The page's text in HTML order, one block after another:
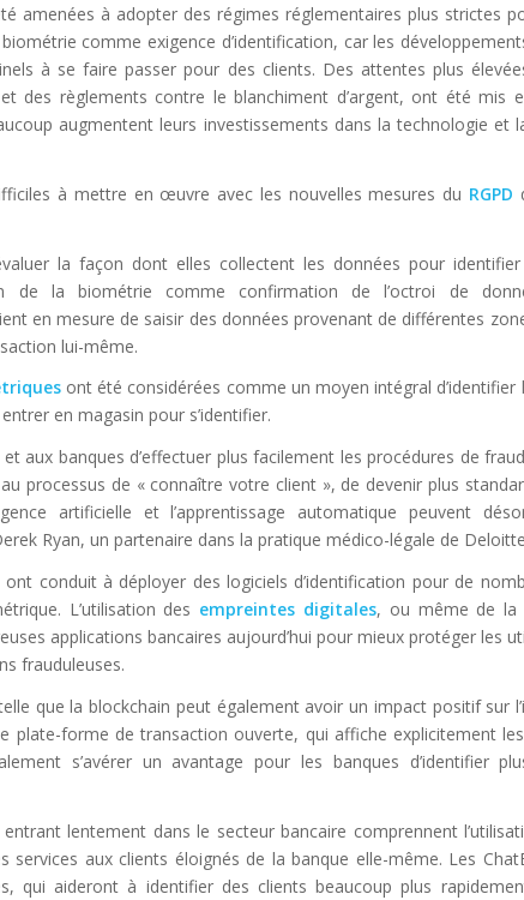
amenées à adopter des régimes réglementaires plus strictes
comme exigence d’identification, car les
à se faire passer pour des clients. Des attentes plus
des règlements contre le blanchiment d’argent, ont été mis
augmentent leurs investissements dans la technologie et
à mettre en œuvre avec les nouvelles mesures du RGPD
la façon dont elles collectent les données pour
de la biométrie comme confirmation de l’octroi de
en mesure de saisir des données provenant de différentes
lui-même.
ont été considérées comme un moyen intégral d’identifier
en magasin pour s’identifier.
aux banques d’effectuer plus facilement les procédures de
processus de « connaître votre client », de devenir plus
artificielle et l’apprentissage automatique peuvent
Ryan, un partenaire dans la pratique médico-légale de
conduit à déployer des logiciels d’identification pour de
L’utilisation des empreintes digitales, ou même de la
applications bancaires aujourd’hui pour mieux protéger les
frauduleuses.
que la blockchain peut également avoir un impact positif sur
plate-forme de transaction ouverte, qui affiche explicitement
s’avérer un avantage pour les banques d’identifier
lentement dans le secteur bancaire comprennent
aux clients éloignés de la banque elle-même. Les
qui aideront à identifier des clients beaucoup plus